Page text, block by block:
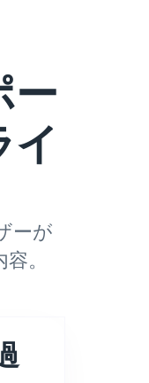
ー
イ
ーが
。